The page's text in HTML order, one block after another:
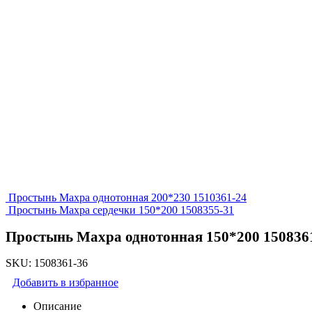
Простынь Махра однотонная 200*230 1510361-24
Простынь Махра сердечки 150*200 1508355-31
Простынь Махра однотонная 150*200
SKU: 1508361-36
Добавить в избранное
Описание